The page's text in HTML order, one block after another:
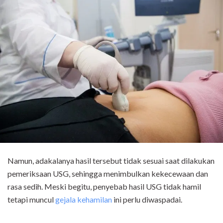
Namun, adakalanya hasil tersebut tidak sesuai saat dilakukan
pemeriksaan USG, sehingga menimbulkan kekecewaan dan
rasa sedih. Meski begitu, penyebab hasil USG tidak hamil
tetapi munculgejala kehamilan ini perlu diwaspadai.